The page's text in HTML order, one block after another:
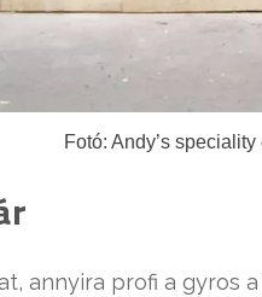
Fotó: Andy’s speciality
annyira profi a gyros